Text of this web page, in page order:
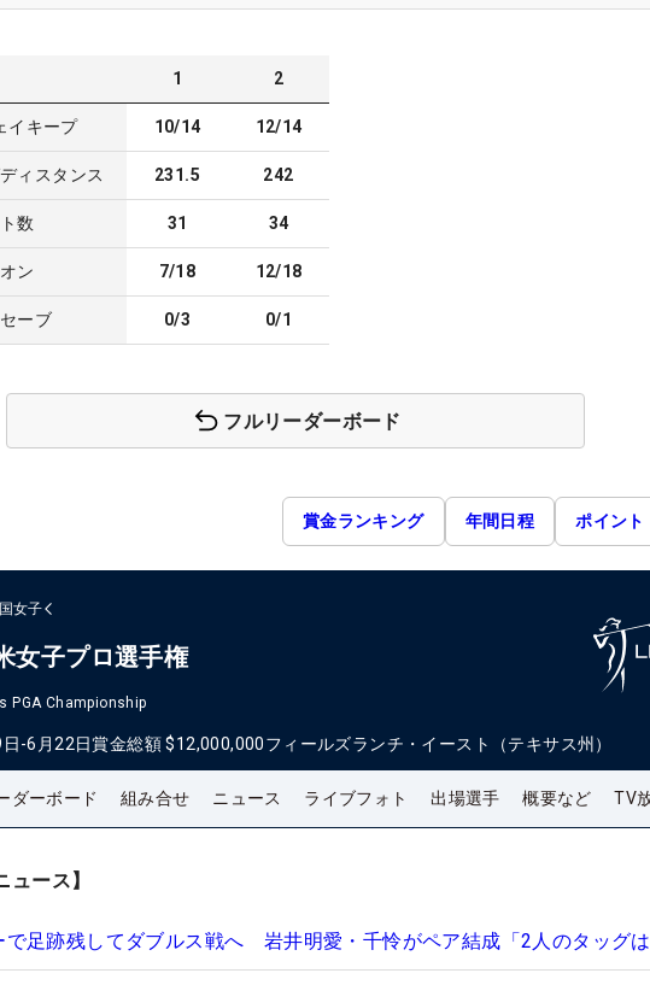
1 2
イキープ 10/14 12/14
ィスタンス 231.5 242
数 31 34
ン 7/18 12/18
ーブ 0/3 0/1
フルリーダーボード
賞金ランキング 年間日程 ポイント
女子
女子プロ選手権
PGA Championship
-6月22日賞金総額 $12,000,000フィールズランチ・イースト（テキサス州）
ダーボード 組み合せ ニュース ライブフォト 出場選手 概要など TV
ュース】
で足跡残してダブルス戦へ 岩井明愛・千怜がペア結成「2人のタッグ